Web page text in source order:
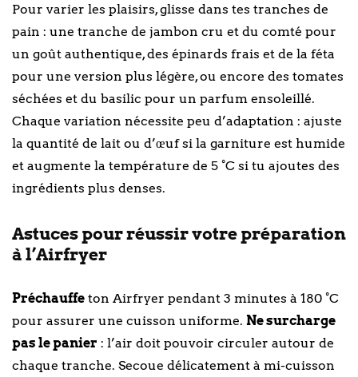
Pour varier les plaisirs, glisse dans tes tranches de
pain : une tranche de jambon cru et du comté pour
un goût authentique, des épinards frais et de la féta
pour une version plus légère, ou encore des tomates
séchées et du basilic pour un parfum ensoleillé.
Chaque variation nécessite peu d’adaptation : ajuste
la quantité de lait ou d’œuf si la garniture est humide
et augmente la température de 5 °C si tu ajoutes des
ingrédients plus denses.
Astuces pour réussir votre préparation
à l’Airfryer
Préchauffe ton Airfryer pendant 3 minutes à 180 °C
pour assurer une cuisson uniforme. Ne surcharge
pas le panier : l’air doit pouvoir circuler autour de
chaque tranche. Secoue délicatement à mi-cuisson